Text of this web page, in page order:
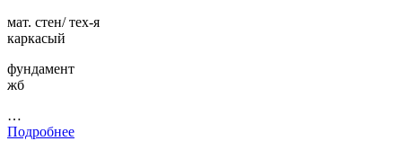
мат. стен/ тех-я
каркасый
фундамент
жб
…
Подробнее